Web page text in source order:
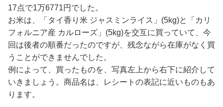
17点で1万6771円でした。
お米は、「タイ香り米 ジャスミンライス」(5kg)と「カリ
フォルニア産 カルローズ」(5kg)を交互に買っていて、今
回は後者の順番だったのですが、残念ながら在庫がなく買
うことができませんでした。
例によって、買ったものを、写真左上から右下に紹介して
いきましょう。商品名は、レシートの表記に近いものもあ
ります。